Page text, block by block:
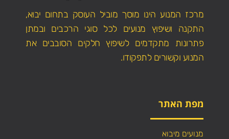
מרכז המנוע הינו מוסך מוביל העוסק בתחום יבוא,
התקנה ושיפוץ מנועים לכל סוגי הרכבים ובמתן
פתרונות מתקדמים לשיפוץ חלקים הסובבים את
המנוע וקשורים לתפקודו.
מפת האתר
מנועים מיבוא